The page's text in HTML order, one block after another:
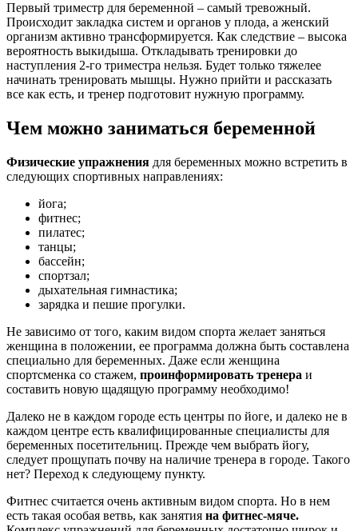
Первый триместр для беременной – самый тревожный.
Происходит закладка систем и органов у плода, а женский
организм активно трансформируется. Как следствие – высока
вероятность выкидыша. Откладывать тренировки до
наступления 2-го триместра нельзя. Будет только тяжелее
начинать тренировать мышцы. Нужно прийти и рассказать
все как есть, и тренер подготовит нужную программу.
Чем можно заниматься беременной
Физические упражнения для беременных можно встретить в
следующих спортивных направлениях:
йога;
фитнес;
пилатес;
танцы;
бассейн;
спортзал;
дыхательная гимнастика;
зарядка и пешие прогулки.
Не зависимо от того, каким видом спорта желает заняться
женщина в положении, ее программа должна быть составлена
специально для беременных. Даже если женщина
спортсменка со стажем, проинформировать тренера и
составить новую щадящую программу необходимо!
Далеко не в каждом городе есть центры по йоге, и далеко не в
каждом центре есть квалифицированные специалисты для
беременных посетительниц. Прежде чем выбрать йогу,
следует прощупать почву на наличие тренера в городе. Такого
нет? Переход к следующему пункту.
Фитнес считается очень активным видом спорта. Но в нем
есть такая особая ветвь, как занятия на фитнес-мяче.